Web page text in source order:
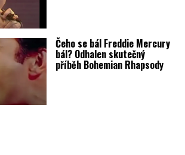
Čeho se bál Freddie Mercury
bál? Odhalen skutečný
příběh Bohemian Rhapsody